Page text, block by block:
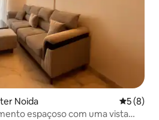
Noida
5 (8)
espaçoso com uma vista